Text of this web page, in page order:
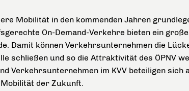
Mobilität in den kommenden Jahren
On-Demand-Verkehre bieten ein
Damit können Verkehrsunternehmen die
schließen und so die Attraktivität des ÖPNV
Verkehrsunternehmen im KVV beteiligen sich
der Zukunft.